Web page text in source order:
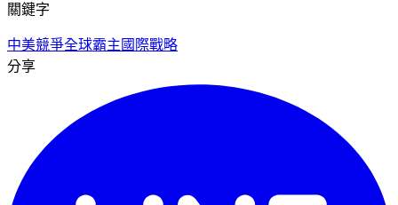
關鍵字
中美競爭全球霸主 國際戰略
分享